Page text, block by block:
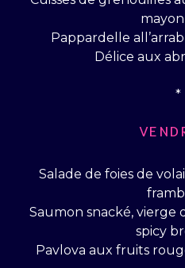
Pappardelle
Délice aux
*
Salade de foies de
Saumon snacké, vierge
spicy
Pavlova aux fruits